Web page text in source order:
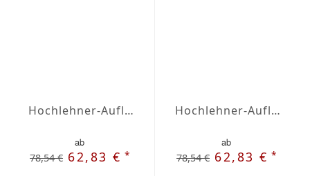
Hochlehner-Auflagen Agora Plains Mineral
ab
78,54 € 62,83 €*
Hochlehner-Auflagen Agora Plains Negro
ab
78,54 € 62,83 €*